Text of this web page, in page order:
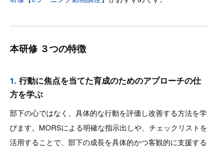
本研修 ３つの特徴
1. 行動に焦点を当てた育成のためのアプローチの仕
方を学ぶ
部下の心ではなく、具体的な行動を評価し改善する方法を学
びます。MORSによる明確な指示出しや、チェックリストを
活用することで、部下の成長を具体的かつ客観的に支援する